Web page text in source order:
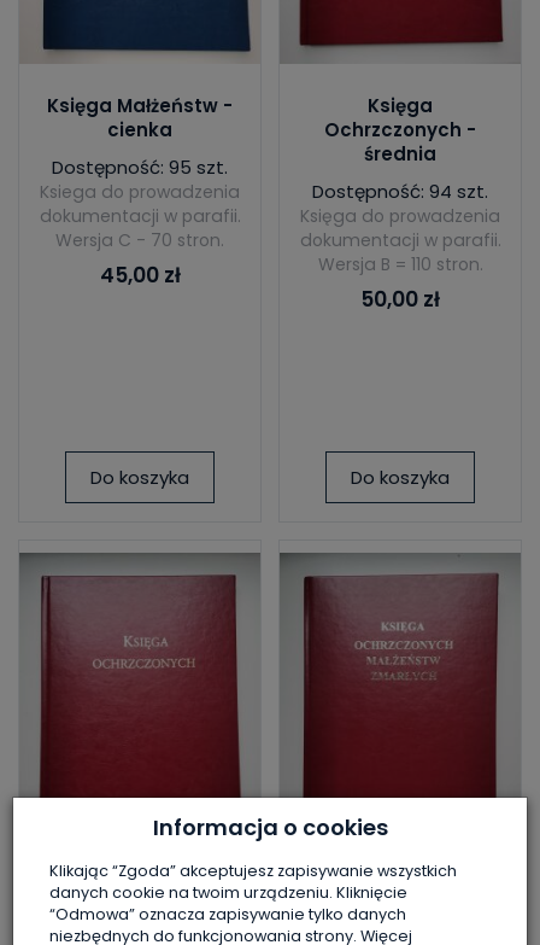
Księga Małżeństw -
cienka
Dostępność: 95 szt.
Ksiega do prowadzenia
dokumentacji w parafii.
Wersja C - 70 stron.
45,00 zł
Do koszyka
Księga
Ochrzczonych -
średnia
Dostępność: 94 szt.
Księga do prowadzenia
dokumentacji w parafii.
Wersja B = 110 stron.
50,00 zł
Do koszyka
Księga
Księga
Informacja o cookies
Klikając “Zgoda” akceptujesz zapisywanie wszystkich
danych cookie na twoim urządzeniu. Kliknięcie
“Odmowa” oznacza zapisywanie tylko danych
niezbędnych do funkcjonowania strony. Więcej